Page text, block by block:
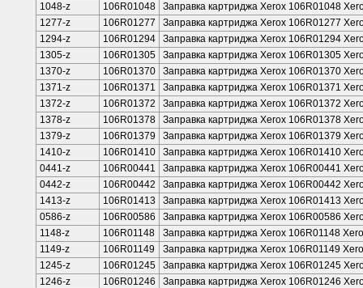
1048-z
106R01048
Заправка картриджа Xerox 106R01048
1277-z
106R01277
Заправка картриджа Xerox 106R01277
1294-z
106R01294
Заправка картриджа Xerox 106R01294
1305-z
106R01305
Заправка картриджа Xerox 106R01305
1370-z
106R01370
Заправка картриджа Xerox 106R01370
1371-z
106R01371
Заправка картриджа Xerox 106R01371
1372-z
106R01372
Заправка картриджа Xerox 106R01372
1378-z
106R01378
Заправка картриджа Xerox 106R01378
1379-z
106R01379
Заправка картриджа Xerox 106R01379
1410-z
106R01410
Заправка картриджа Xerox 106R01410
0441-z
106R00441
Заправка картриджа Xerox 106R00441
0442-z
106R00442
Заправка картриджа Xerox 106R00442
1413-z
106R01413
Заправка картриджа Xerox 106R01413
0586-z
106R00586
Заправка картриджа Xerox 106R00586
1148-z
106R01148
Заправка картриджа Xerox 106R01148
1149-z
106R01149
Заправка картриджа Xerox 106R01149
1245-z
106R01245
Заправка картриджа Xerox 106R01245
1246-z
106R01246
Заправка картриджа Xerox 106R01246